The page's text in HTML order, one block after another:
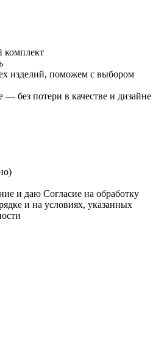
комплект
изделий, поможем с выбором
без потери в качестве и дизайне
и даю Согласие на обработку
и на условиях, указанных